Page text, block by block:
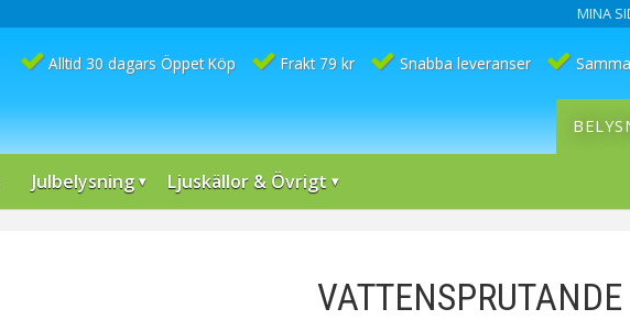
MINA
Alltid 30 dagars Öppet Köp Frakt 79 kr Snabba leveranser
Julbelysning Ljuskällor & Övrigt